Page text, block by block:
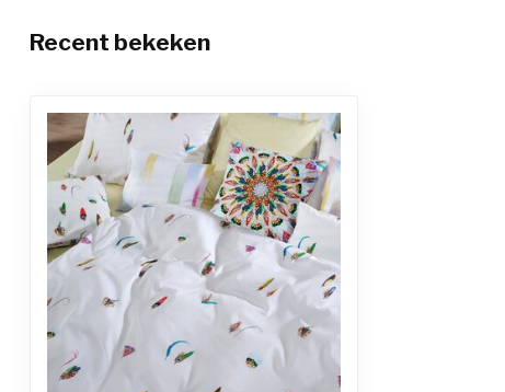
Recent bekeken